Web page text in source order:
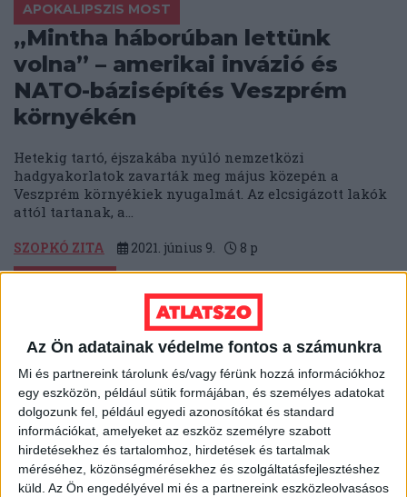
Az Ön adatainak védelme fontos a számunkra
Mi és partnereink tárolunk és/vagy férünk hozzá információkhoz
egy eszközön, például sütik formájában, és személyes adatokat
dolgozunk fel, például egyedi azonosítókat és standard
információkat, amelyeket az eszköz személyre szabott
hirdetésekhez és tartalomhoz, hirdetések és tartalmak
méréséhez, közönségmérésekhez és szolgáltatásfejlesztéshez
küld. Az Ön engedélyével mi és a partnereink eszközleolvasásos
APOKALIPSZIS MOST
„Mintha háborúban lettünk
volna” – amerikai invázió és
NATO-bázisépítés Veszprém
környékén
Hetekig tartó, éjszakába nyúló nemzetközi
hadgyakorlatok zavarták meg május közepén a
Veszprém környékiek nyugalmát. Az elcsigázott lakók
attól tartanak, a...
SZOPKÓ ZITA 2021. június 9. 8 p
"Fékezhetetlen, őrjöngő
szórakozás": a Magyar Kétfarkú
Kutya Párt táborában jártunk
Lámán állás, maszkvarrás, gitároktatás, menza és
koncertek rendőri kísérettel. Szubjektív beszámoló a
kétfarkúak alkotótáborából, amelyről a Pesti
Srácoknál tett panaszt...